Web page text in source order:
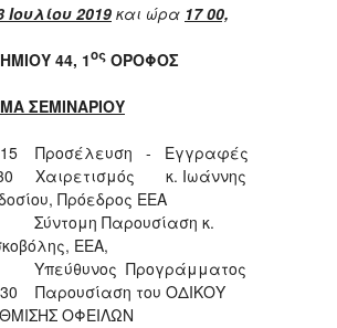
Ιουλίου 2019 και ώρα 17 00,
44, 1ος ΟΡΟΦΟΣ
ΣΕΜΙΝΑΡΙΟΥ
Προσέλευση - Εγγραφές
Χαιρετισμός κ. Ιωάννης
Πρόεδρος ΕΕΑ
Παρουσίαση κ.
EEA,
Προγράμματος
Παρουσίαση του ΟΔΙΚΟΥ
ΟΦΕΙΛΩΝ